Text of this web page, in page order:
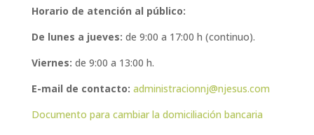
Horario de atención al público:
De lunes a jueves: de 9:00 a 17:00 h (continuo).
Viernes: de 9:00 a 13:00 h.
E-mail de contacto: administracionnj@njesus.com
Documento para cambiar la domiciliación bancaria